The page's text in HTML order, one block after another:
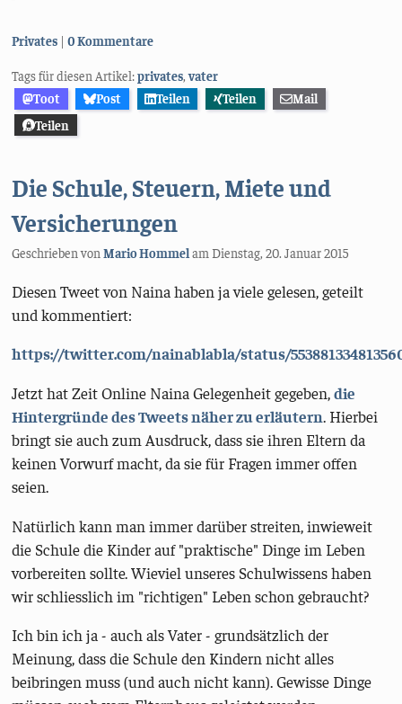
Kategorien:
Privates 0 Kommentare
Tags für diesen Artikel:privates,vater
Toot
Post Teilen Teilen
Mail
Teilen
Die Schule, Steuern, Miete und
Versicherungen
Geschrieben vonMario HommelamDienstag, 20. Januar 2015
Diesen Tweet von Naina haben ja viele gelesen, geteilt
und kommentiert:
https://twitter.com/nainablabla/status/
Jetzt hat Zeit Online Naina Gelegenheit gegeben,die
Hintergründe des Tweets näher zu erläutern. Hierbei
bringt sie auch zum Ausdruck, dass sie ihren Eltern da
keinen Vorwurf macht, da sie für Fragen immer offen
seien.
Natürlich kann man immer darüber streiten, inwieweit
die Schule die Kinder auf "praktische" Dinge im Leben
vorbereiten sollte. Wieviel unseres Schulwissens haben
wir schliesslich im "richtigen" Leben schon gebraucht?
Ich bin ich ja - auch als Vater - grundsätzlich der
Meinung, dass die Schule den Kindern nicht alles
beibringen muss (und auch nicht kann). Gewisse Dinge